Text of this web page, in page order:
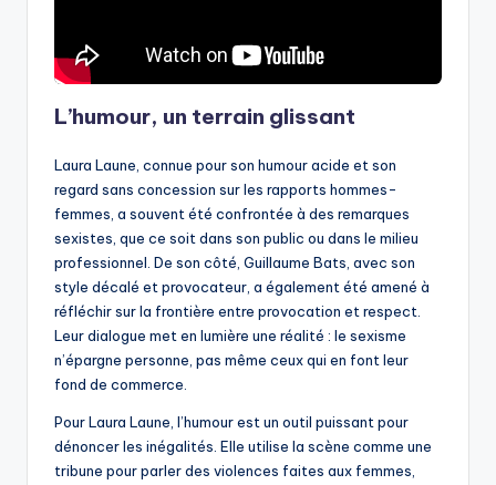
L’humour, un terrain glissant
Laura Laune, connue pour son humour acide et son
regard sans concession sur les rapports hommes-
femmes, a souvent été confrontée à des remarques
sexistes, que ce soit dans son public ou dans le milieu
professionnel. De son côté, Guillaume Bats, avec son
style décalé et provocateur, a également été amené à
réfléchir sur la frontière entre provocation et respect.
Leur dialogue met en lumière une réalité : le sexisme
n’épargne personne, pas même ceux qui en font leur
fond de commerce.
Pour Laura Laune, l’humour est un outil puissant pour
dénoncer les inégalités. Elle utilise la scène comme une
tribune pour parler des violences faites aux femmes,